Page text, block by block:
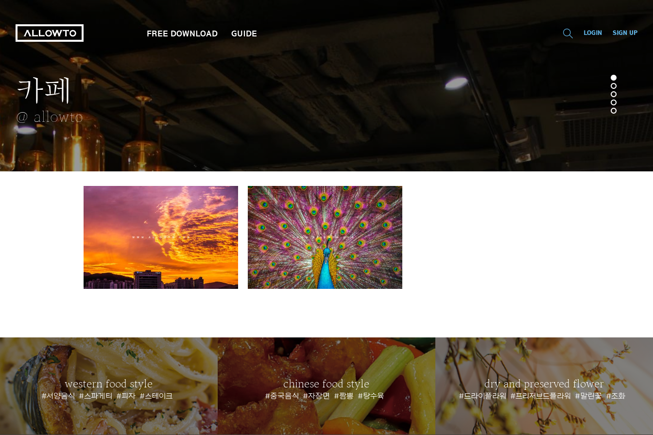
FREE DOWNLOAD GUIDE LOGIN SIGN UP
카페
@ allowto
늘어진 벚꽃
@ allowto
누워 책보기
@ allowto
가을이 '갈대'
@ allowto
카라멜 마끼아또
@ allowto
western food style
#서양음식 #스파게티 #피자 #스테이크
chinese food style
#중국음식 #자장면 #짬뽕 #탕수육
dry and preserved flower
#드라이플라워 #프리저브드플라워 #말린꽃 #조화